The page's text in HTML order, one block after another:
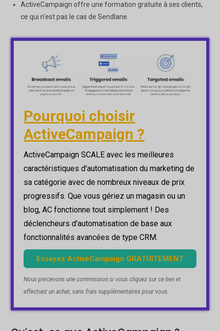
ActiveCampaign offre une formation gratuite à ses clients,
ce qui n'est pas le cas de Sendlane.
Pourquoi choisir
ActiveCampaign ?
ActiveCampaign SCALE avec les meilleures
caractéristiques d'automatisation du marketing de
sa catégorie avec de nombreux niveaux de prix
progressifs. Que vous gériez un magasin ou un
blog, AC fonctionne tout simplement ! Des
déclencheurs d'automatisation de base aux
fonctionnalités avancées de type CRM.
Essayez ActiveCampaign GRATUITEMENT
Nous percevons une commission si vous cliquez sur ce lien et
effectuez un achat, sans frais supplémentaires pour vous.